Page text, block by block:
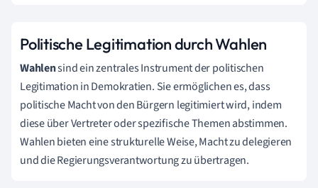
Politische Legitimation durch Wahlen
Wahlensind ein zentrales Instrument der politischen
Legitimation in Demokratien. Sie ermöglichen es, dass
politische Macht von den Bürgern legitimiert wird, indem
diese über Vertreter oder spezifische Themen abstimmen.
Wahlen bieten eine strukturelle Weise, Macht zu delegieren
und die Regierungsverantwortung zu übertragen.